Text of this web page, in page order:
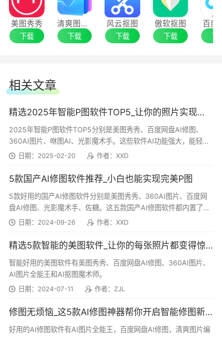
操作灵活便捷
上传照片选择效果，非修图师的小白用户也可
美图秀秀
下载
清爽图片编辑
下载
风云抠图
下载
傲软抠图
下载
百度
下
相关文章
精选2025年智能P图软件TOP5_让你的照片实现华丽蜕变
2025年智能P图软件TOP5分别是美图秀秀、百度网盘AI修图、
360AI图片、咻图AI、光影魔术手。这些软件AI功能强大，能轻松
应对各种P图需求。
日期：2025-02-20 作者：XXD
5款国产AI修图软件推荐_小白也能实现完美P图
5款好用的国产AI修图软件分别是美图秀秀、360AI图片、百度网
盘AI修图、光影魔术手、佐糖。这五款国产AI修图软件都内置了强
大的AI修图功能，可以轻松帮助人们...
日期：2024-09-26 作者：XXD
精选5款智能的美图软件_让你的每张照片都变得惊艳
智能好用的美图软件有美图秀秀、百度网盘AI修图、360AI图片、
AI图片全能王和AI抠图魔术师。
日期：2024-07-11 作者：ZJL
修图无烦恼_这5款AI修图神器帮你开启智能修图新时代
好用的AI修图软件有AI图片全能王，百度网盘AI修图，清爽图片编